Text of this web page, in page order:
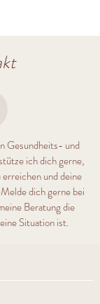
Gesundheits- und
ich dich gerne,
und deine
dich gerne bei
Beratung die
Situation ist.